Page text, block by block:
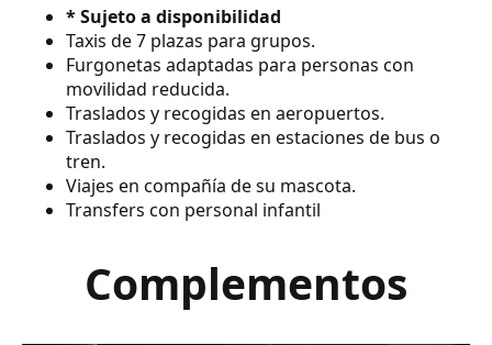
* Sujeto a disponibilidad
Taxis de 7 plazas para grupos.
Furgonetas adaptadas para personas con
movilidad reducida.
Traslados y recogidas en aeropuertos.
Traslados y recogidas en estaciones de bus o
tren.
Viajes en compañía de su mascota.
Transfers con personal infantil
Complementos